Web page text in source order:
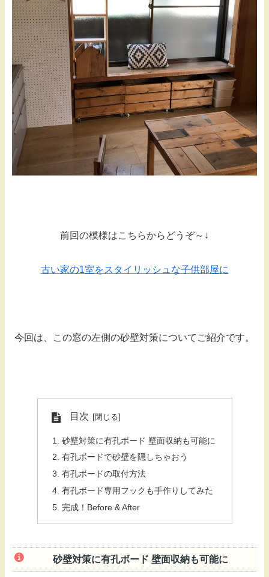
前回の模様はこちらからどうぞ～↓
古い家の1室をスタイリッシュな子供部屋に
今回は、この窓の左側の砂壁対策についてご紹介です。
目次
砂壁対策に有孔ボード 壁面収納も可能に
有孔ボードで砂壁を隠しちゃおう
有孔ボードの取付方法
有孔ボード専用フックも手作りしてみた
完成！Before & After
砂壁対策に有孔ボード 壁面収納も可能に